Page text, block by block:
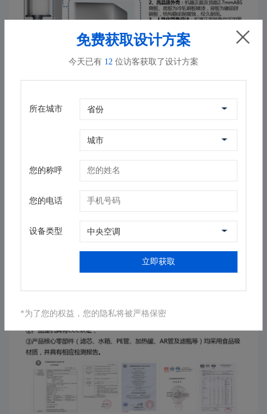
免费获取设计方案
今天已有 12 位访客获取了设计方案
所在城市
您的称呼
您的电话
设备类型
立即获取
*为了您的权益，您的隐私将被严格保密